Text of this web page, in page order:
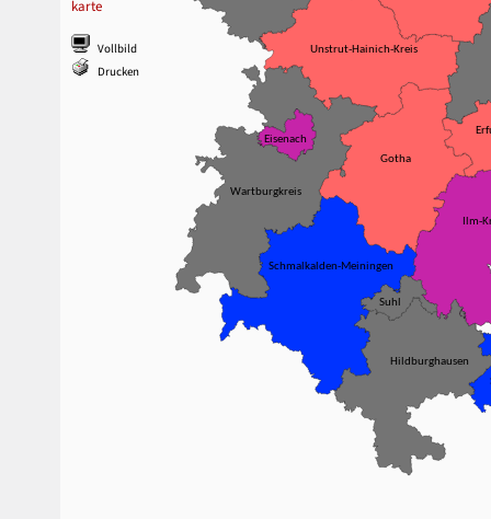
karte
Vollbild
Drucken
Ilm-
Hildburghausen
Gotha
Schmalkalden-Meiningen
Unstrut-Hainich-Kreis
Wartburgkreis
Eisenach
Suhl